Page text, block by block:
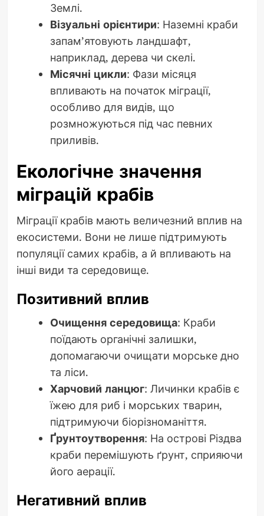
Землі.
Візуальні орієнтири: Наземні краби
запам’ятовують ландшафт,
наприклад, дерева чи скелі.
Місячні цикли: Фази місяця
впливають на початок міграції,
особливо для видів, що
розмножуються під час певних
приливів.
Екологічне значення
міграцій крабів
Міграції крабів мають величезний вплив на
екосистеми. Вони не лише підтримують
популяції самих крабів, а й впливають на
інші види та середовище.
Позитивний вплив
Очищення середовища: Краби
поїдають органічні залишки,
допомагаючи очищати морське дно
та ліси.
Харчовий ланцюг: Личинки крабів є
їжею для риб і морських тварин,
підтримуючи біорізноманіття.
Ґрунтоутворення: На острові Різдва
краби перемішують ґрунт, сприяючи
його аерації.
Негативний вплив